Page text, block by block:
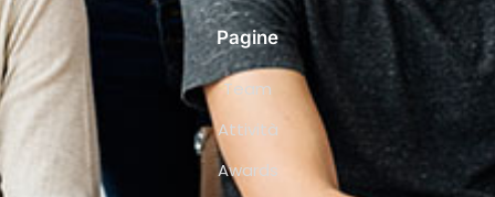
Pagine
Team
Attività
Awards